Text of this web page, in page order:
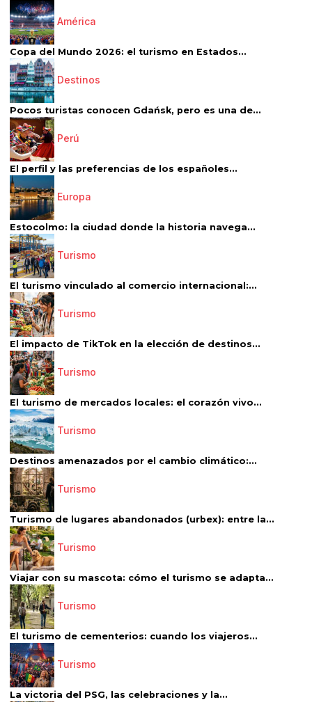
América
Copa del Mundo 2026: el turismo en Estados...
Destinos
Pocos turistas conocen Gdańsk, pero es una de...
Perú
El perfil y las preferencias de los españoles...
Europa
Estocolmo: la ciudad donde la historia navega...
Turismo
El turismo vinculado al comercio internacional:...
Turismo
El impacto de TikTok en la elección de destinos...
Turismo
El turismo de mercados locales: el corazón vivo...
Turismo
Destinos amenazados por el cambio climático:...
Turismo
Turismo de lugares abandonados (urbex): entre la...
Turismo
Viajar con su mascota: cómo el turismo se adapta...
Turismo
El turismo de cementerios: cuando los viajeros...
Turismo
La victoria del PSG, las celebraciones y la...